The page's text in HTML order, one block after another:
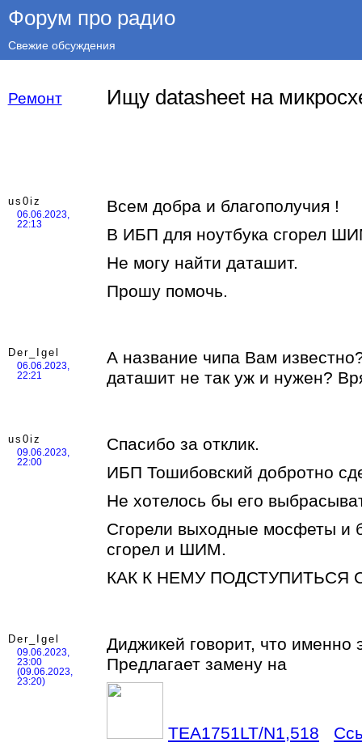
Форум про радио
Свежие обсуждения
Ремонт Ищу datasheet на
us0iz
06.06.2023,
22:13
Всем добра и благополучия !
В ИБП для ноутбука сгорел
Не могу найти даташит.
Прошу помочь.
Der_Igel
06.06.2023,
22:21
А название чипа Вам
даташит не так уж и нужен?
us0iz
09.06.2023,
22:00
Спасибо за отклик.
ИБП Тошибовский добротно
Не хотелось бы его
Сгорели выходные мосфеты и
сгорел и ШИМ.
КАК К НЕМУ ПОДСТУПИТЬСЯ
Der_Igel
09.06.2023,
23:00
(09.06.2023,
23:20)
Диджикей говорит, что
Предлагает замену на
TEA1751LT/N1,518